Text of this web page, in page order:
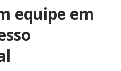
equipe em